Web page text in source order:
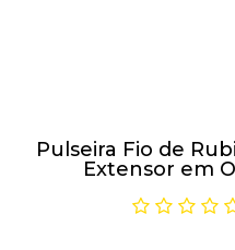
Pulseira Fio de
Extensor em
Pedras Preciosas